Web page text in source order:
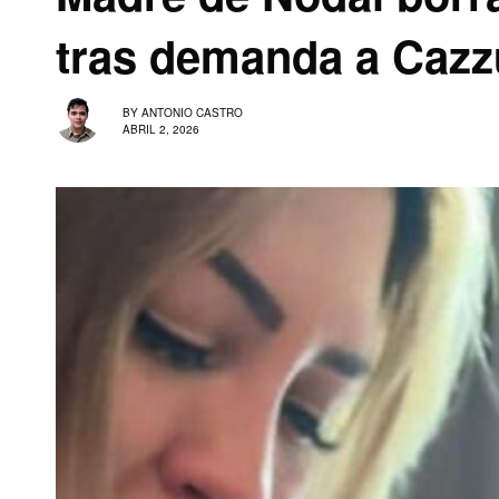
tras demanda a
BY ANTONIO CASTRO
ABRIL 2, 2026